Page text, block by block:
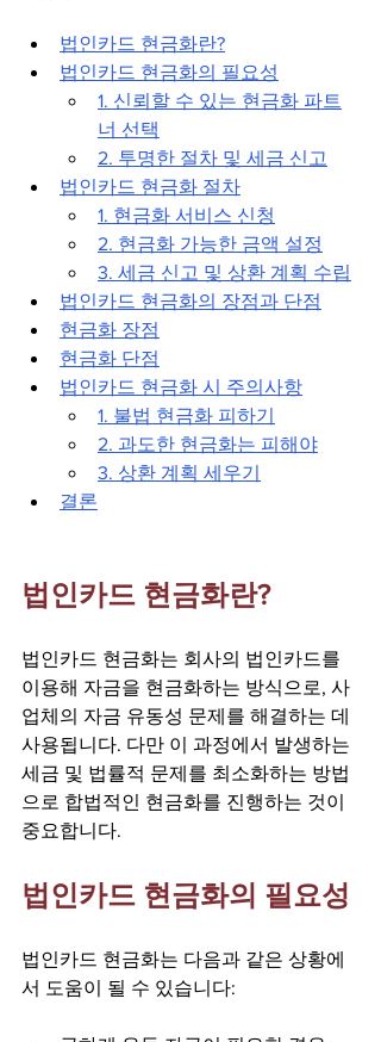
법인카드 현금화란?
법인카드 현금화의 필요성
1. 신뢰할 수 있는 현금화 파트
너 선택
2. 투명한 절차 및 세금 신고
법인카드 현금화 절차
1. 현금화 서비스 신청
2. 현금화 가능한 금액 설정
3. 세금 신고 및 상환 계획 수립
법인카드 현금화의 장점과 단점
현금화 장점
현금화 단점
법인카드 현금화 시 주의사항
1. 불법 현금화 피하기
2. 과도한 현금화는 피해야
3. 상환 계획 세우기
결론
법인카드 현금화란?
법인카드 현금화는 회사의 법인카드를
이용해 자금을 현금화하는 방식으로, 사
업체의 자금 유동성 문제를 해결하는 데
사용됩니다. 다만 이 과정에서 발생하는
세금 및 법률적 문제를 최소화하는 방법
으로 합법적인 현금화를 진행하는 것이
중요합니다.
법인카드 현금화의 필요성
법인카드 현금화는 다음과 같은 상황에
서 도움이 될 수 있습니다: